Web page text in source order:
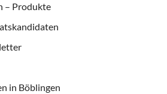
– Produkte
in Böblingen